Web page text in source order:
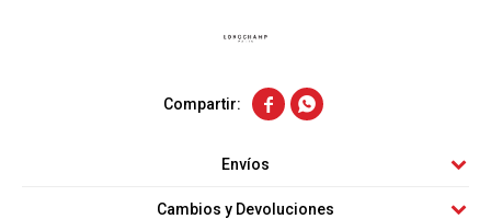
 
Envíos
Cambios y Devoluciones